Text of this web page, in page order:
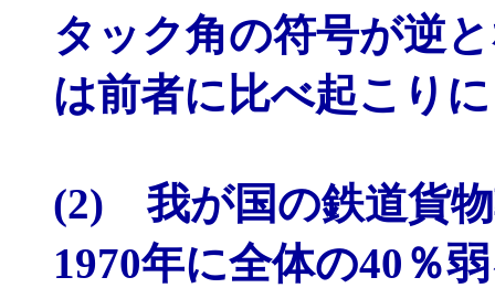
タック角の符号が逆
は前者に比べ起こり
(2) 我が国の鉄道貨
1970年に全体の40％